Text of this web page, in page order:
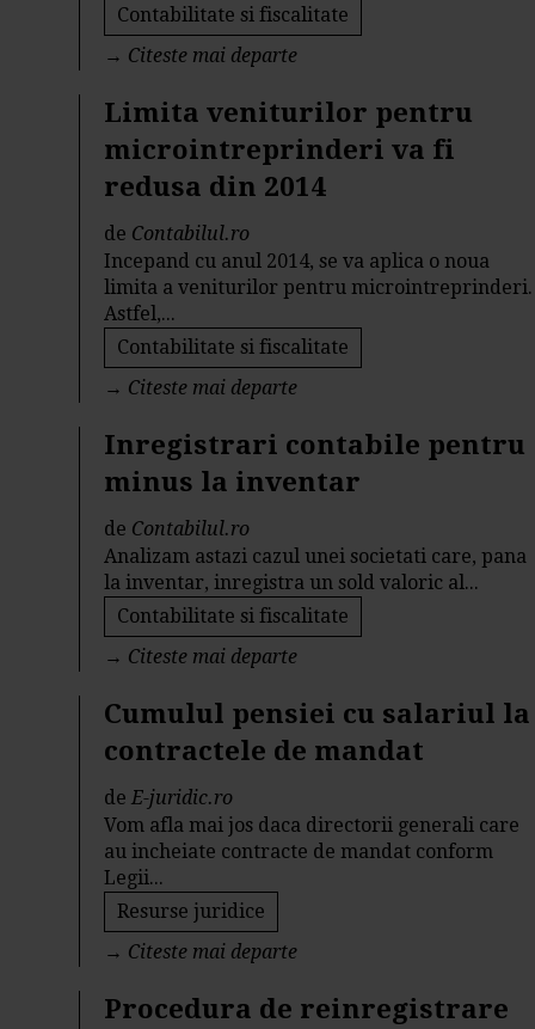
Contabilitate si fiscalitate
→ Citeste mai departe
Limita veniturilor pentru
microintreprinderi va fi
redusa din 2014
de Contabilul.ro
Incepand cu anul 2014, se va aplica o noua
limita a veniturilor pentru microintreprinderi.
Astfel,...
Contabilitate si fiscalitate
→ Citeste mai departe
Inregistrari contabile pentru
minus la inventar
de Contabilul.ro
Analizam astazi cazul unei societati care, pana
la inventar, inregistra un sold valoric al...
Contabilitate si fiscalitate
→ Citeste mai departe
Cumulul pensiei cu salariul la
contractele de mandat
deE-juridic.ro
Vom afla mai jos daca directorii generali care
au incheiate contracte de mandat conform
Legii...
Resurse juridice
→ Citeste mai departe
Procedura de reinregistrare